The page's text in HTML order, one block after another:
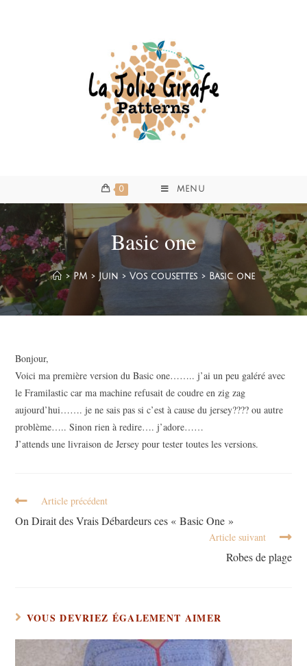
0 MENU
Basic one
> PM > Juin > Vos cousettes > Basic one
Bonjour,
Voici ma première version du Basic one…….. j’ai un peu galéré avec
le Framilastic car ma machine refusait de coudre en zig zag
aujourd’hui……. je ne sais pas si c’est à cause du jersey???? ou autre
problème….. Sinon rien à redire…. j’adore……
J’attends une livraison de Jersey pour tester toutes les versions.
Article précédent
On Dirait des Vrais Débardeurs ces « Basic One »
Article suivant
Robes de plage
VOUS DEVRIEZ ÉGALEMENT AIMER